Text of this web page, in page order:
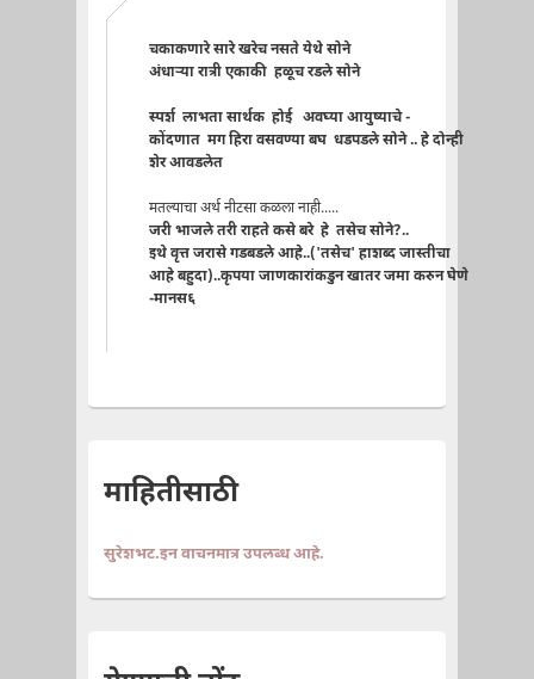
चकाकणारे सारे खरेच नसते येथे सोने
अंधार्‍या रात्री एकाकी हळूच रडले सोने
स्पर्श लाभता सार्थक होई अवघ्या आयुष्याचे -
कोंदणात मग हिरा वसवण्या बघ धडपडले सोने .. हे दोन्ही
शेर आवडलेत
मतल्याचा अर्थ नीटसा कळला नाही.....
जरी भाजले तरी राहते कसे बरे हे तसेच सोने?..
इथे वृत्त जरासे गडबडले आहे..('तसेच' हाशब्द जास्तीचा
आहे बहुदा)..कृपया जाणकारांकडुन खातर जमा करुन घेणे
-मानस६
माहितीसाठी
सुरेशभट.इन वाचनमात्र उपलब्ध आहे.